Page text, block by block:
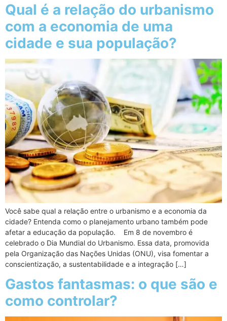
Qual é a relação do urbanismo
com a economia de uma
cidade e sua população?
Você sabe qual a relação entre o urbanismo e a economia da
cidade? Entenda como o planejamento urbano também pode
afetar a educação da população. Em 8 de novembro é
celebrado o Dia Mundial do Urbanismo. Essa data, promovida
pela Organização das Nações Unidas (ONU), visa fomentar a
conscientização, a sustentabilidade e a integração […]
Gastos fantasmas: o que são e
como controlar?